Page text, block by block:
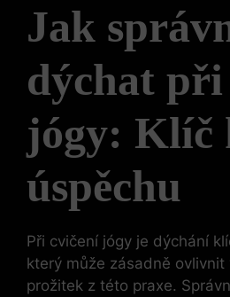
Jak
dýchat
jógy: Klíč
úspěchu
Při cvičení jógy je dýchání⁣
který může⁣ zásadně ovlivnit
prožitek z této ​praxe.